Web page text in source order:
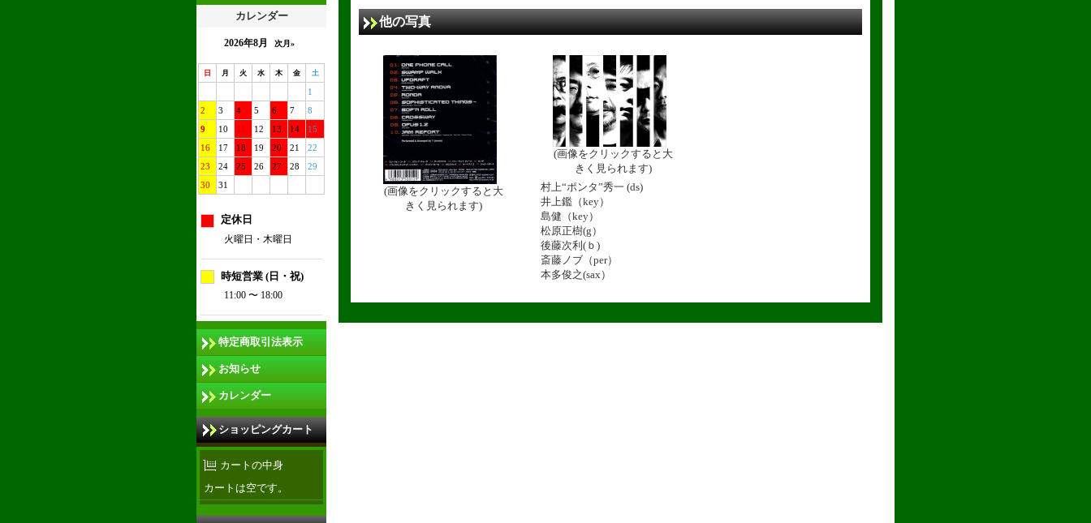
カレンダー
2026年8月 次月»
日 月 火 水 木 金 土
1
2
3 4 5 6 7
8
9
10 11 12 13 14
15
16
17 18 19 20 21
22
23
24 25 26 27 28
29
30
31
定休日
火曜日・木曜日
時短営業 (日・祝)
11:00 〜 18:00
特定商取引法表示
お知らせ
カレンダー
ショッピングカート
カートの中身
カートは空です。
他の写真
(画像をクリックすると大
きく見られます)
(画像をクリックすると大
きく見られます)
村上“ポンタ”秀一 (ds)
井上鑑（key）
島健（key）
松原正樹(g）
後藤次利(ｂ)
斎藤ノブ（per）
本多俊之(sax）